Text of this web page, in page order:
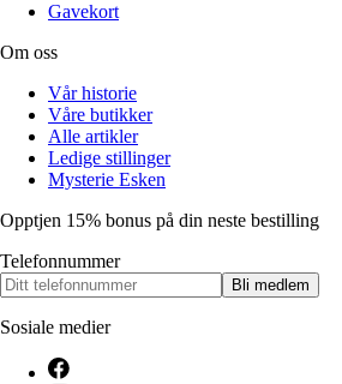
Gavekort
Om oss
Vår historie
Våre butikker
Alle artikler
Ledige stillinger
Mysterie Esken
Opptjen 15% bonus på din neste bestilling
Telefonnummer
Bli medlem
Sosiale medier